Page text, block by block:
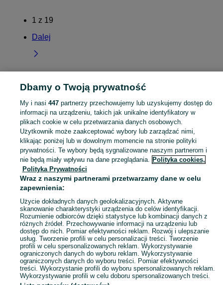
1 z 19
Dalej
Strona główna Małopolskie Koźlica
KATEGORIA
Skorzystaj z największego serwisu ogłoszeniowego - Koźlica i okolice! Kupuj to, czego pragniesz i sprzedawaj to, czego już nie potrzebujesz! Zobacz
Mapa kategorii
Mapa miejscowości
Mapa ministron
Popularne wyszukiwania
Dbamy o Twoją prywatność
My i nasi 447partnerzy przechowujemy lub uzyskujemy dostęp do
informacji na urządzeniu, takich jak unikalne identyfikatory w
plikach cookie w celu przetwarzania danych osobowych.
Użytkownik może zaakceptować wybory lub zarządzać nimi,
klikając poniżej lub w dowolnym momencie na stronie polityki
prywatności. Te wybory będą sygnalizowane naszym partnerom i
nie będą miały wpływu na dane przeglądania. Polityka cookies,
Polityka Prywatności
Wraz z naszymi partnerami przetwarzamy dane w celu
zapewnienia:
Użycie dokładnych danych geolokalizacyjnych. Aktywne
skanowanie charakterystyki urządzenia do celów identyfikacji.
Rozumienie odbiorców dzięki statystyce lub kombinacji danych z
różnych źródeł. Przechowywanie informacji na urządzeniu lub
dostęp do nich. Pomiar efektywności reklam. Rozwój i ulepszanie
usług. Tworzenie profili w celu personalizacji treści. Tworzenie
profili w celu spersonalizowanych reklam. Wykorzystywanie
ograniczonych danych do wyboru reklam. Wykorzystywanie
ograniczonych danych do wyboru treści. Pomiar efektywności
treści. Wykorzystanie profili do wyboru spersonalizowanych reklam.
Wykorzystywanie profili w celu doboru spersonalizowanych treści.